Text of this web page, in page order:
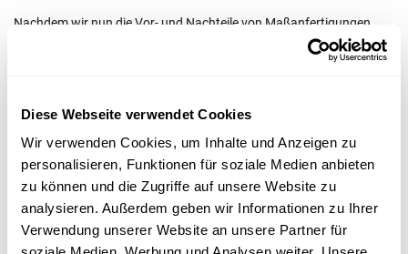
Diese Webseite verwendet Cookies
Wir verwenden Cookies, um Inhalte und Anzeigen zu
personalisieren, Funktionen für soziale Medien anbieten
zu können und die Zugriffe auf unsere Website zu
analysieren. Außerdem geben wir Informationen zu Ihrer
Verwendung unserer Website an unsere Partner für
Nachdem wir nun die Vor- und Nachteile von Maßanfertigungen
und Standardlösungen abgewogen haben, wollen wir uns der
Integration von Innenfutter und Fensterbank zuwenden. Wie
Integration von Innenfutter und
Fensterbank
Die gelungene Integration von Innenfutter und Fensterbank ist
entscheidend für das Gesamterscheinungsbild Ihres Velux-